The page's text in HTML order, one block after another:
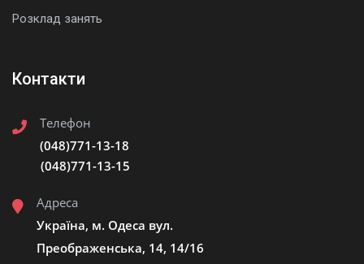
Розклад занять
Контакти
Телефон
(048)771-13-18
(048)771-13-15
Адреса
Україна, м. Одеса вул.
Преображенська, 14, 14/16